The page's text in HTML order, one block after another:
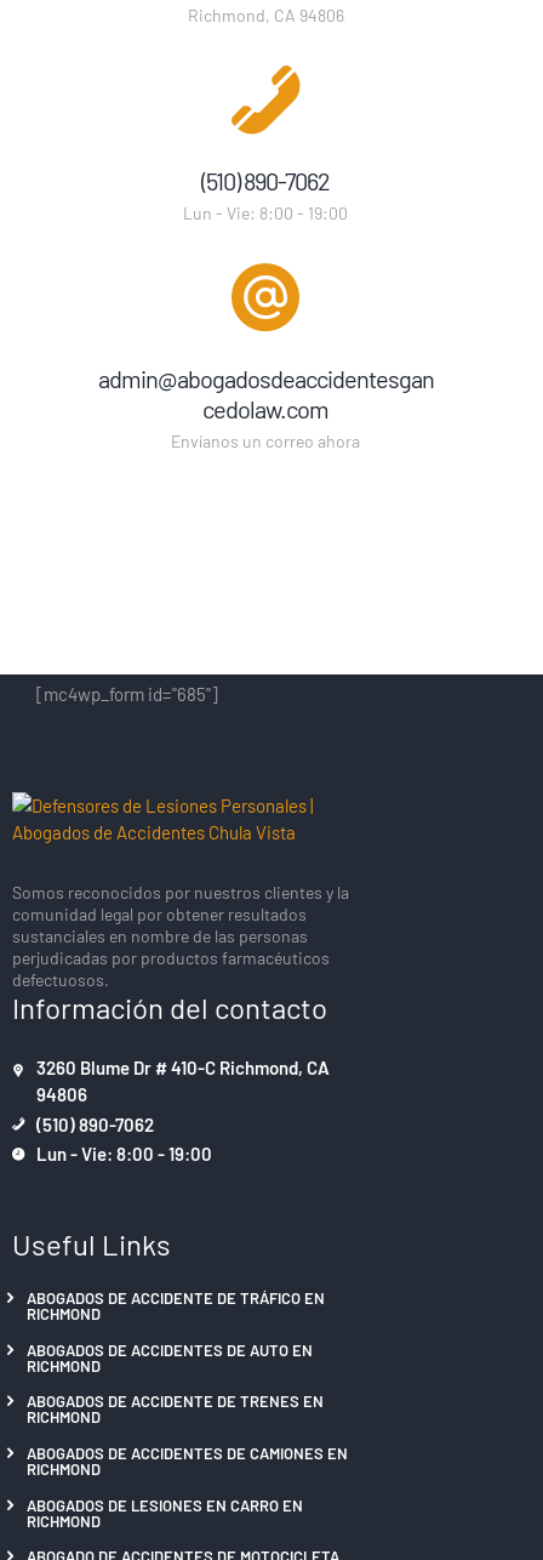
Richmond, CA 94806
(510) 890-7062
Lun - Vie: 8:00 - 19:00
admin@abogadosdeaccidentesgan
cedolaw.com
Envíanos un correo ahora
[mc4wp_form id="685"]
Somos reconocidos por nuestros clientes y la
comunidad legal por obtener resultados
sustanciales en nombre de las personas
perjudicadas por productos farmacéuticos
defectuosos.
Información del contacto
3260 Blume Dr # 410-C Richmond, CA
94806
(510) 890-7062
Lun - Vie: 8:00 - 19:00
Useful Links
ABOGADOS DE ACCIDENTE DE TRÁFICO EN
RICHMOND
ABOGADOS DE ACCIDENTES DE AUTO EN
RICHMOND
ABOGADOS DE ACCIDENTE DE TRENES EN
RICHMOND
ABOGADOS DE ACCIDENTES DE CAMIONES EN
RICHMOND
ABOGADOS DE LESIONES EN CARRO EN
RICHMOND